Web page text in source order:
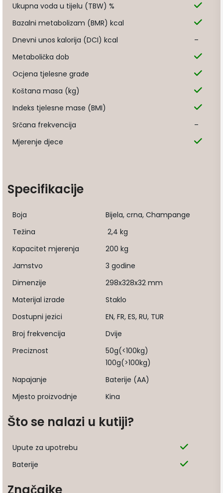
Ukupna voda u tijelu (TBW) %
Bazalni metabolizam (BMR) kcal
Dnevni unos kalorija (DCI) kcal
–
Metabolička dob
Ocjena tjelesne građe
Koštana masa (kg)
Indeks tjelesne mase (BMI)
Srčana frekvencija
–
Mjerenje djece
Specifikacije
Boja
Bijela, crna, Champange
Težina
2,4 kg
Kapacitet mjerenja
200 kg
Jamstvo
3 godine
Dimenzije
298x328x32 mm
Materijal izrade
Staklo
Dostupni jezici
EN, FR, ES, RU, TUR
Broj frekvencija
Dvije
Preciznost
50g(<100kg)
100g(>100kg)
Napajanje
Baterije (AA)
Mjesto proizvodnje
Kina
Što se nalazi u kutiji?
Upute za upotrebu
Baterije
Značajke